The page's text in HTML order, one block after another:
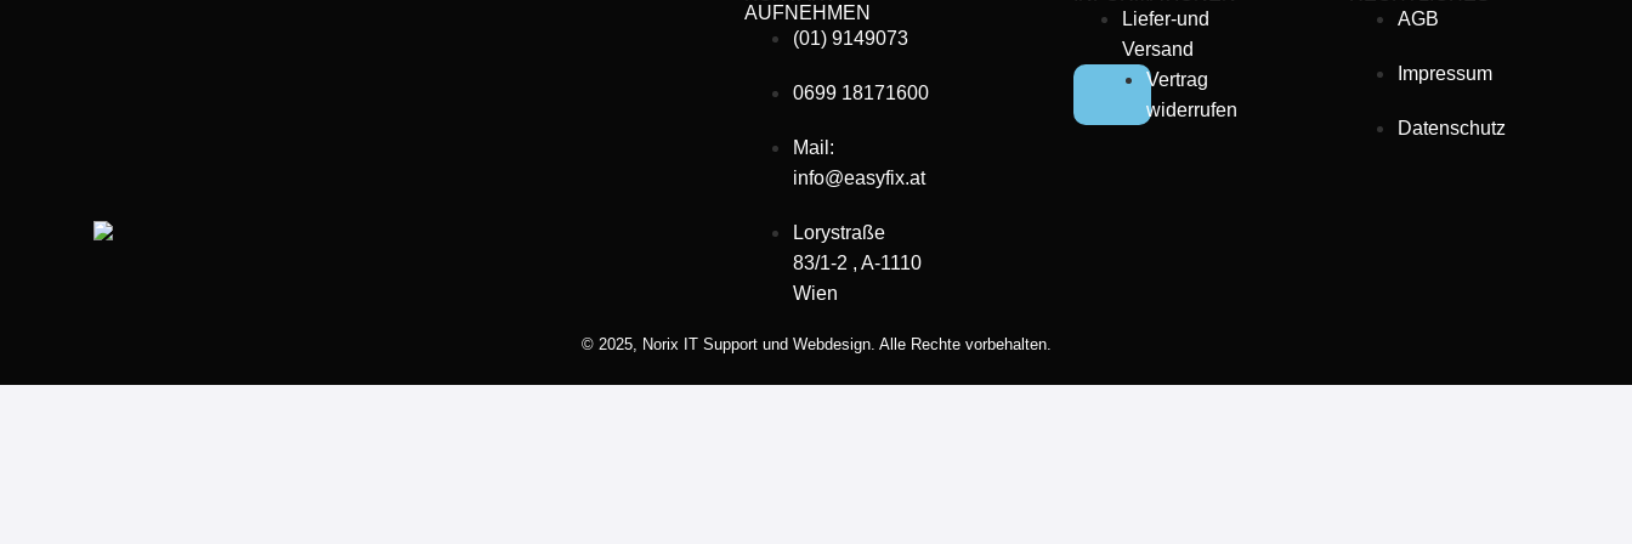
AUFNEHMEN
(01) 9149073
0699 18171600
Mail:
info@easyfix.at
Lorystraße
83/1-2 , A-1110
Wien
Liefer-und
Versand
Vertrag
widerrufen
AGB
Impressum
Datenschutz
© 2025, Norix IT Support und Webdesign. Alle Rechte vorbehalten.